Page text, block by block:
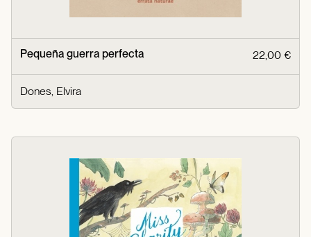
Pequeña guerra perfecta 22,00 €
Dones, Elvira